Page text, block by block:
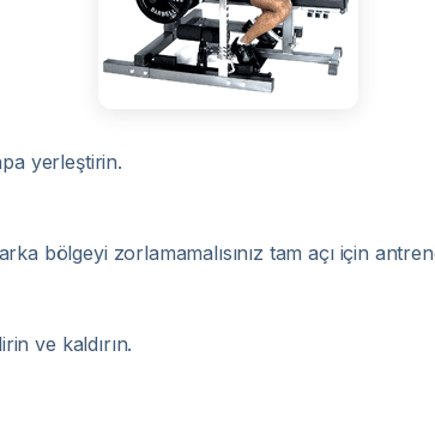
yerleştirin.
bölgeyi zorlamamalısınız tam açı için
ve kaldırın.